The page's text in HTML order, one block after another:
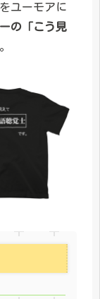
ユーモアに
の「こう見